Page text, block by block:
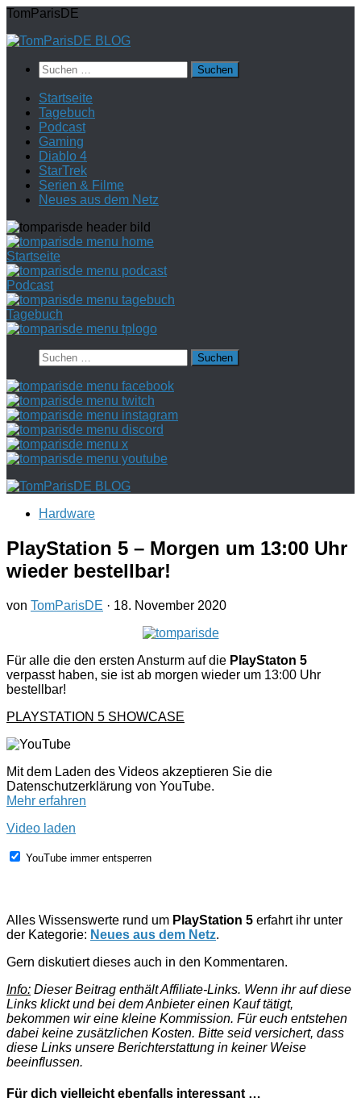
Zum
springen
TomParisDE
Suchen
nach:
Startseite
Tagebuch
Podcast
Gaming
Diablo 4
StarTrek
Serien & Filme
Neues aus dem Netz
Startseite
Podcast
Tagebuch
Suchen
nach:
Hardware
PlayStation 5 – Morgen um 13:00 Uhr
wieder bestellbar!
von TomParisDE · 18. November 2020
Für alle die den ersten Ansturm auf die PlayStaton 5
verpasst haben, sie ist ab morgen wieder um 13:00 Uhr
bestellbar!
PLAYSTATION 5 SHOWCASE
Mit dem Laden des Videos akzeptieren Sie die
Datenschutzerklärung von YouTube.
Mehr erfahren
Video laden
YouTube immer entsperren
Alles Wissenswerte rund um PlayStation 5 erfahrt ihr unter
der Kategorie: Neues aus dem Netz.
Gern diskutiert dieses auch in den Kommentaren.
Info: Dieser Beitrag enthält Affiliate-Links. Wenn ihr auf diese
Links klickt und bei dem Anbieter einen Kauf tätigt,
bekommen wir eine kleine Kommission. Für euch entstehen
dabei keine zusätzlichen Kosten. Bitte seid versichert, dass
diese Links unsere Berichterstattung in keiner Weise
beeinflussen.
Für dich vielleicht ebenfalls interessant …